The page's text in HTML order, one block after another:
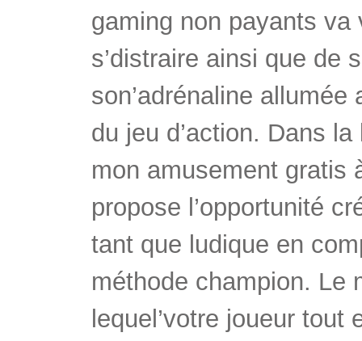
gaming non payants
s’distraire ainsi que de
son’adrénaline
du jeu d’action. Dans
mon amusement gratis
propose l’opportunité
tant que ludique en
méthode champion. Le
lequel’votre joueur